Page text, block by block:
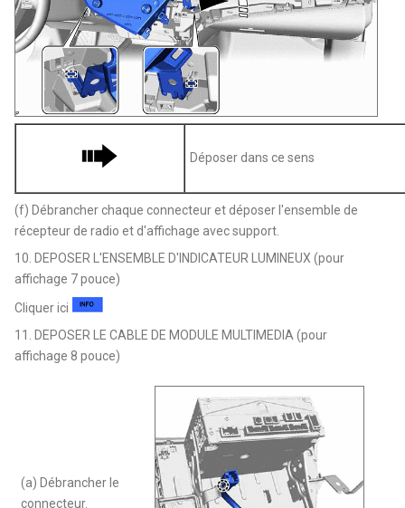
Déposer dans ce sens
(f) Débrancher chaque connecteur et déposer l'ensemble de
récepteur de radio et d'affichage avec support.
10. DEPOSER L'ENSEMBLE D'INDICATEUR LUMINEUX (pour
affichage 7 pouce)
Cliquer ici
11. DEPOSER LE CABLE DE MODULE MULTIMEDIA (pour
affichage 8 pouce)
(a) Débrancher le
connecteur.